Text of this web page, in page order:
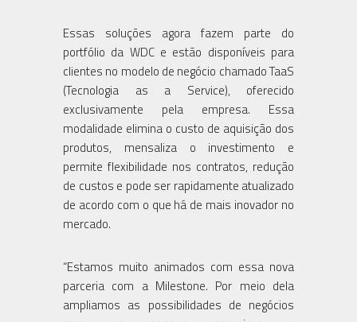
Essas soluções agora fazem parte do
portfólio da WDC e estão disponíveis para
clientes no modelo de negócio chamado TaaS
(Tecnologia as a Service), oferecido
exclusivamente pela empresa. Essa
modalidade elimina o custo de aquisição dos
produtos, mensaliza o investimento e
permite flexibilidade nos contratos, redução
de custos e pode ser rapidamente atualizado
de acordo com o que há de mais inovador no
mercado.
“Estamos muito animados com essa nova
parceria com a Milestone. Por meio dela
ampliamos as possibilidades de negócios